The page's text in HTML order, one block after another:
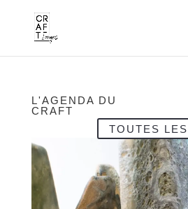
L'AGENDA DU
CRAFT
TOUTES